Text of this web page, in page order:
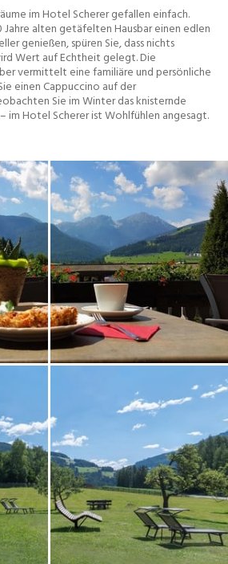
im Hotel Scherer gefallen einfach.
Jahre alten getäfelten Hausbar einen edlen
genießen, spüren Sie, dass nichts
Wert auf Echtheit gelegt. Die
vermittelt eine familiäre und persönliche
einen Cappuccino auf der
Sie im Winter das knisternde
im Hotel Scherer ist Wohlfühlen angesagt.